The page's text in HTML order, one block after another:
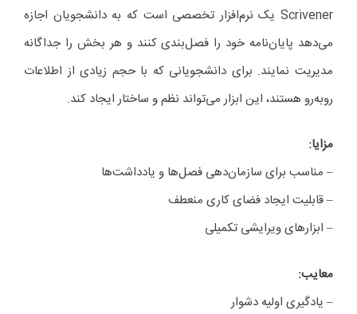
Scrivener یک نرم‌افزار تخصصی است که به دانشجویان اجازه
می‌دهد پایان‌نامه خود را فصل‌بندی کنند و هر بخش را جداگانه
مدیریت نمایند. برای دانشجویانی که با حجم زیادی از اطلاعات
روبه‌رو هستند، این ابزار می‌تواند نظم و ساختار ایجاد کند.
مزایا:
– مناسب برای سازمان‌دهی فصل‌ها و یادداشت‌ها
– قابلیت ایجاد فضای کاری منعطف
– ابزارهای ویرایشی تکمیلی
معایب:
– یادگیری اولیه دشوار